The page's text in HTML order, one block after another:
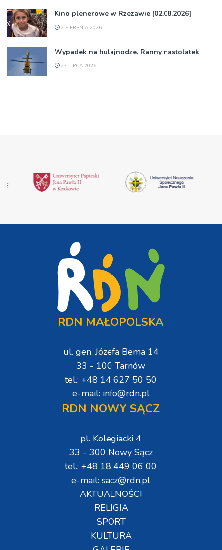
Kino plenerowe w Rzezawie [02.08.2026]
2 SIERPNIA 2026
Wypadek na hulajnodze. Ranny nastolatek
27 LIPCA 2026
RDN MAŁOPOLSKA
ul. gen. Józefa Bema 14
33 - 100 Tarnów
tel.: +48 14 627 50 50
e-mail: info@rdn.pl
RDN NOWY SĄCZ
pl. Kolegiacki 4
33 - 300 Nowy Sącz
tel.: +48 18 449 06 00
e-mail: sacz@rdn.pl
AKTUALNOŚCI
RELIGIA
SPORT
KULTURA